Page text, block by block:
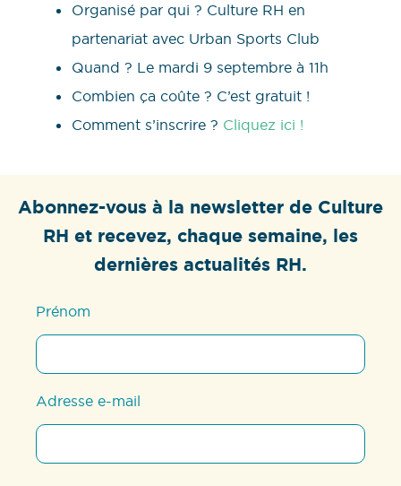
Organisé par qui ? Culture RH en
partenariat avec Urban Sports Club
Quand ? Le mardi 9 septembre à 11h
Combien ça coûte ? C’est gratuit !
Comment s’inscrire ? Cliquez ici !
Abonnez-vous à la newsletter de Culture
RH et recevez, chaque semaine, les
dernières actualités RH.
Prénom
Adresse e-mail